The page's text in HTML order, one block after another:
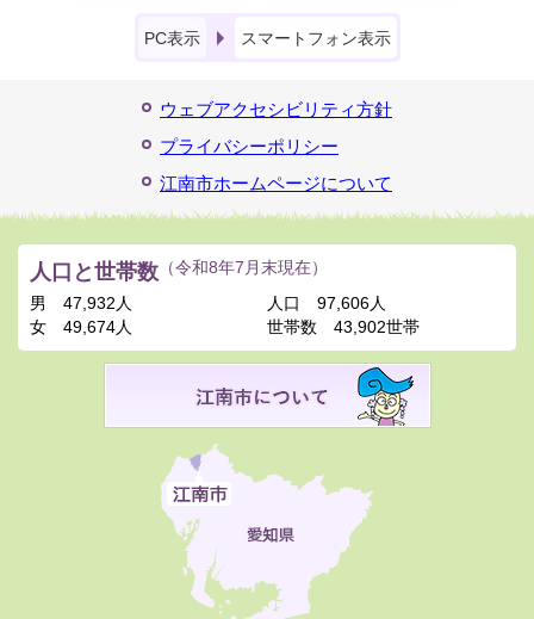
PC表示 スマートフォン表示
ウェブアクセシビリティ方針
プライバシーポリシー
江南市ホームページについて
人口と世帯数 （令和8年7月末現在）
男
47,932人
女
49,674人
人口
97,606人
世帯数
43,902世帯